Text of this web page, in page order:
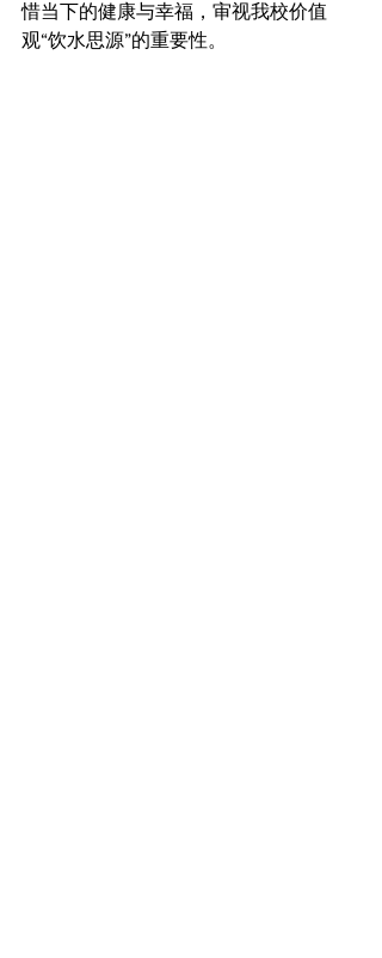
惜当下的健康与幸福，审视我校价值
观“饮水思源”的重要性。